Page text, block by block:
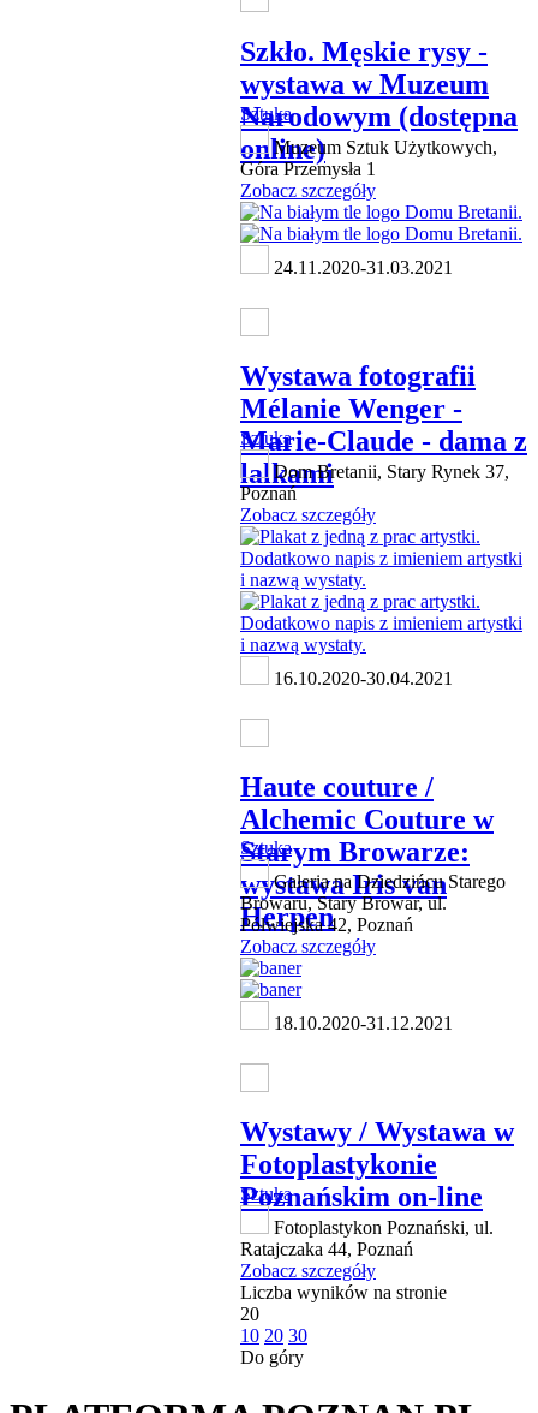
Szkło. Męskie rysy -
wystawa w Muzeum
Narodowym (dostępna
online)
Sztuka
Muzeum Sztuk Użytkowych,
Góra Przemysła 1
Zobacz szczegóły
24.11.2020-31.03.2021
Wystawa fotografii
Mélanie Wenger -
Marie-Claude - dama z
lalkami
Sztuka
Dom Bretanii, Stary Rynek 37,
Poznań
Zobacz szczegóły
16.10.2020-30.04.2021
Haute couture /
Alchemic Couture w
Starym Browarze:
wystawa Iris van
Herpen
Sztuka
Galeria na Dziedzińcu Starego
Browaru, Stary Browar, ul.
Półwiejska 42, Poznań
Zobacz szczegóły
18.10.2020-31.12.2021
Wystawy / Wystawa w
Fotoplastykonie
Poznańskim on-line
Sztuka
Fotoplastykon Poznański, ul.
Ratajczaka 44, Poznań
Zobacz szczegóły
Liczba wyników na stronie
20
10 20 30
Do góry